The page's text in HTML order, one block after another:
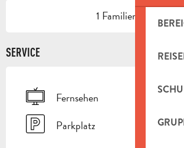
1 Familienzimmer
SERVICE
Fernsehen
Parkplatz